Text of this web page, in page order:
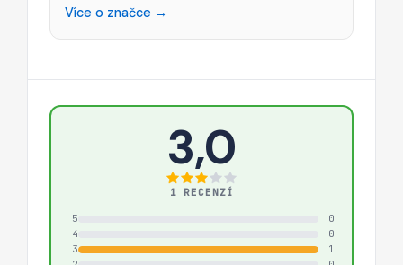
Více o značce →
3,0
1 RECENZÍ
5
0
4
0
3
1